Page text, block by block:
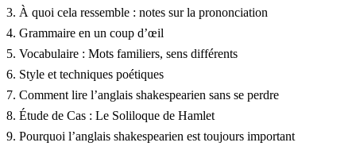
3. À quoi cela ressemble : notes sur la prononciation
4. Grammaire en un coup d’œil
5. Vocabulaire : Mots familiers, sens différents
6. Style et techniques poétiques
7. Comment lire l’anglais shakespearien sans se perdre
8. Étude de Cas : Le Soliloque de Hamlet
9. Pourquoi l’anglais shakespearien est toujours important